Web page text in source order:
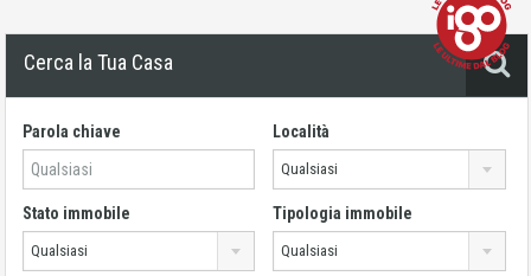
Cerca la Tua Casa
Parola chiave Località
Qualsiasi
Stato immobile
Qualsiasi
Tipologia immobile
Qualsiasi